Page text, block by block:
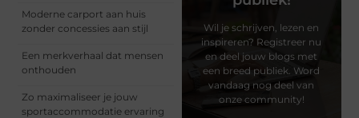
Moderne carport aan huis
zonder concessies aan stijl
Een merkverhaal dat mensen
onthouden
Zo maximaliseer je jouw
sportaccommodatie ervaring
Wil je schrijven, lezen en
inspireren? Registreer nu
en deel jouw blogs met
een breed publiek. Word
vandaag nog deel van
onze community!